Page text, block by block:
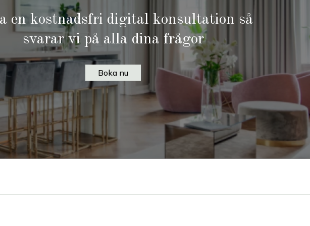
en kostnadsfri digital konsultation så
svarar vi på alla dina frågor
Boka nu